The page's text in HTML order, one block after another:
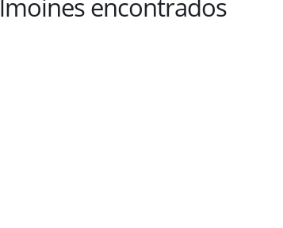
encontrados